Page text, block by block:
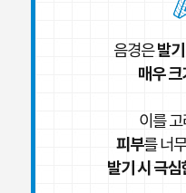
음경은발
매우
이를
피부를 너
발기 시 극심